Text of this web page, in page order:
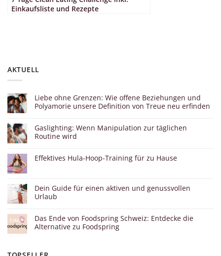
Einkaufsliste und Rezepte
AKTUELL
Liebe ohne Grenzen: Wie offene Beziehungen und
Polyamorie unsere Definition von Treue neu erfinden
Gaslighting: Wenn Manipulation zur täglichen
Routine wird
Effektives Hula-Hoop-Training für zu Hause
Dein Guide für einen aktiven und genussvollen
Urlaub
Das Ende von Foodspring Schweiz: Entdecke die
Alternative zu Foodspring